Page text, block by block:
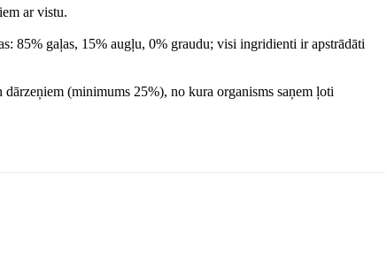
ar vistu.
85% gaļas, 15% augļu, 0% graudu; visi ingridienti ir apstrādāti
(minimums 25%), no kura organisms saņem ļoti